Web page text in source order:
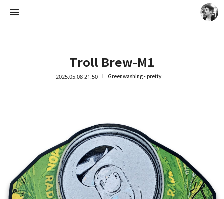
Troll Brew-M1
2025.05.08 21:50 Greenwashing - pretty trash